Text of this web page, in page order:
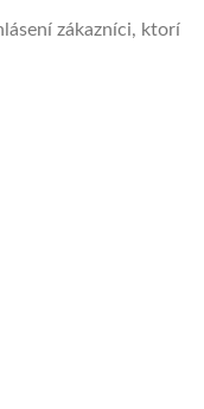
zákazníci, ktorí